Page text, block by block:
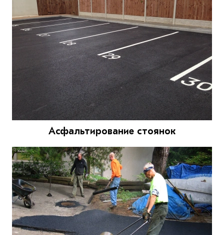
Асфальтирование стоянок